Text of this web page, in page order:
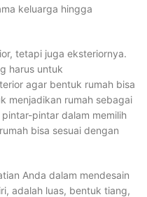
keluarga hingga
tetapi juga eksteriornya.
harus untuk
agar bentuk rumah bisa
menjadikan rumah sebagai
pintar dalam memilih
bisa sesuai dengan
Anda dalam mendesain
adalah luas, bentuk tiang,